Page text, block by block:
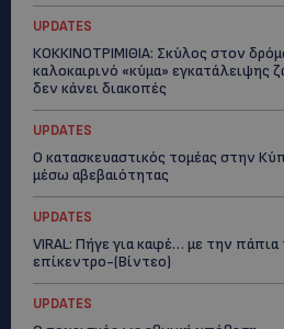
UPDATES
ΚΟΚΚΙΝΟΤΡΙΜΙΘΙΑ: Σκύλος στον
καλοκαιρινό «κύμα» εγκατάλειψης
δεν κάνει διακοπές
UPDATES
Ο κατασκευαστικός τομέας στην
μέσω αβεβαιότητας
UPDATES
VIRAL: Πήγε για καφέ… με την πάπια
επίκεντρο-(Βίντεο)
UPDATES